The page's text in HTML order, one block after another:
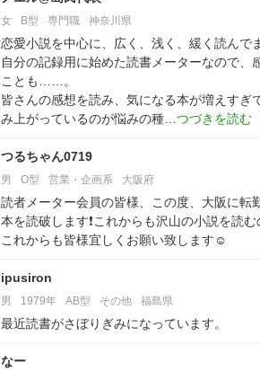
女 B型 専門職 神奈川県
恋愛小説を中心に、広く、浅く、緩く読んで
自分の記録用に始めた読書メーターなので
ことも……。
皆さんの感想を読み、気になる本が増えす
み上がっているのが悩みの種
つるちゃん0719
男 O型 営業・企画系 大阪府
読者メーター会員の皆様、この度、大阪に転
本を読破します❗これからも沢山の小説を読む
これからも皆様宜しくお願い致します☺
ipusiron
男 1979年 AB型 その他 福島県
最近読書がさぼりぎみになっています。
なー